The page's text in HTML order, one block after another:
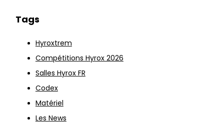
Tags
Hyroxtrem
Compétitions Hyrox 2026
Salles Hyrox FR
Codex
Matériel
Les News